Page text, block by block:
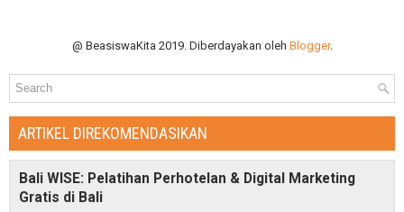
@ BeasiswaKita 2019. Diberdayakan oleh Blogger.
ARTIKEL DIREKOMENDASIKAN
Bali WISE: Pelatihan Perhotelan & Digital Marketing
Gratis di Bali